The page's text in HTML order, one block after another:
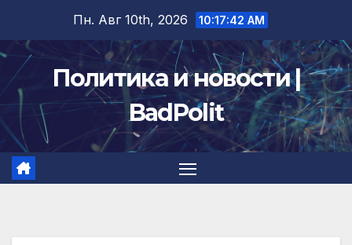
содержимому
Пн. Авг 10th, 2026 10:17:43 AM
Политика и новости |
BadPolit